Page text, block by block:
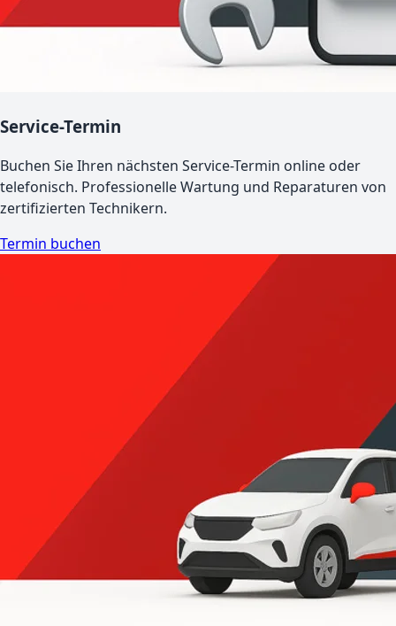
Service-Termin
Buchen Sie Ihren nächsten Service-Termin online oder
telefonisch. Professionelle Wartung und Reparaturen von
zertifizierten Technikern.
Termin buchen